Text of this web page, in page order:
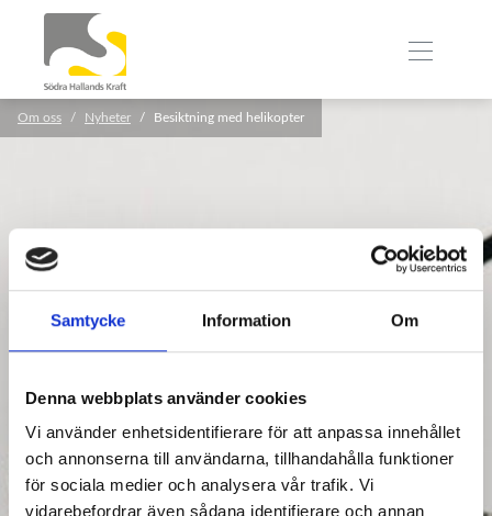
Samtycke Information Om
Denna webbplats använder cookies
Vi använder enhetsidentifierare för att anpassa innehållet
och annonserna till användarna, tillhandahålla funktioner
för sociala medier och analysera vår trafik. Vi
vidarebefordrar även sådana identifierare och annan
Om oss Nyheter Besiktning med helikopter